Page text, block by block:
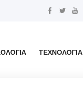
ΤΕΧΝΟΛΟΓΊΑ